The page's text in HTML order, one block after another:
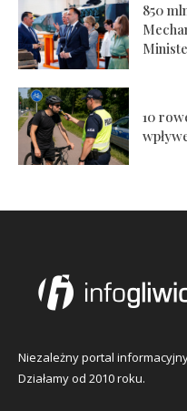
850
10
Niezależny portal
Działamy od 2010 roku.